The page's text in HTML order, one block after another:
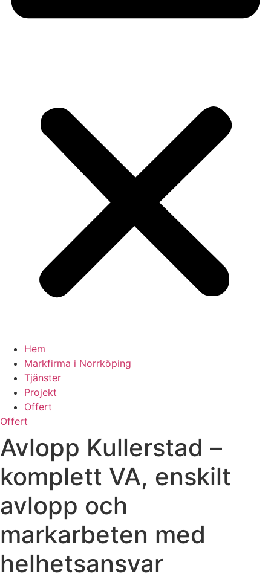
Hem
Markfirma i Norrköping
Tjänster
Projekt
Offert
Offert
Avlopp Kullerstad –
komplett VA, enskilt
avlopp och
markarbeten med
helhetsansvar